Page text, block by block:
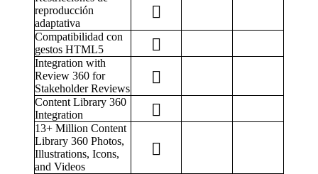
reproducción
adaptativa
Compatibilidad con
gestos HTML5
Integration with
Review 360 for
Stakeholder Reviews
Content Library 360
Integration
13+ Million Content
Library 360 Photos,
Illustrations, Icons,
and Videos